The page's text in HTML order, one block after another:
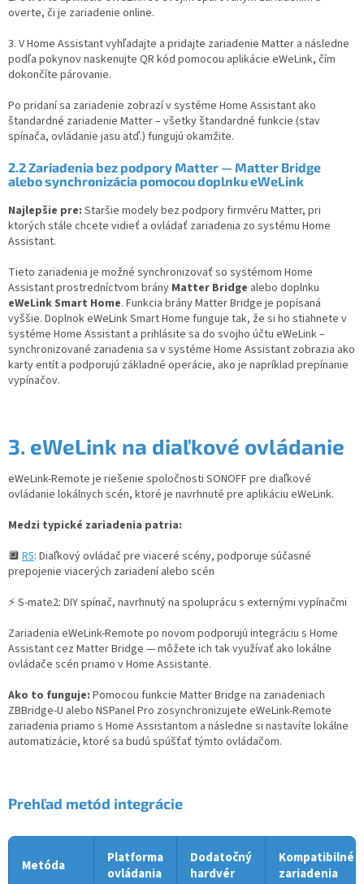
overte, či je zariadenie online.
3. V Home Assistant vyhľadajte a pridajte zariadenie Matter a následne
podľa pokynov naskenujte QR kód pomocou aplikácie eWeLink, čím
dokončíte párovanie.
Po pridaní sa zariadenie zobrazí v systéme Home Assistant ako
štandardné zariadenie Matter – všetky štandardné funkcie (stav
spínača, ovládanie jasu atď.) fungujú okamžite.
2.2Zariadenia bez podpory Matter — Matter Bridge
alebo synchronizácia pomocou doplnku eWeLink
Najlepšie pre: Staršie modely bez podpory firmvéru Matter, pri
ktorých stále chcete vidieť a ovládať zariadenia zo systému Home
Assistant.
Tieto zariadenia je možné synchronizovať so systémom Home
Assistant prostredníctvom brány Matter Bridge alebo doplnku
eWeLink Smart Home. Funkcia brány Matter Bridge je popísaná
vyššie. Doplnok eWeLink Smart Home funguje tak, že si ho stiahnete v
systéme Home Assistant a prihlásite sa do svojho účtu eWeLink –
synchronizované zariadenia sa v systéme Home Assistant zobrazia ako
karty entít a podporujú základné operácie, ako je napríklad prepínanie
vypínačov.
3. eWeLink na diaľkové ovládanie
eWeLink-Remote je riešenie spoločnosti SONOFF pre diaľkové
ovládanie lokálnych scén, ktoré je navrhnuté pre aplikáciu eWeLink.
Medzi typické zariadenia patria:
🔲 R5: Diaľkový ovládač pre viaceré scény, podporuje súčasné
prepojenie viacerých zariadení alebo scén
⚡ S-mate2: DIY spínač, navrhnutý na spoluprácu s externými vypínačmi
Zariadenia eWeLink-Remote po novom podporujú integráciu s Home
Assistant cez Matter Bridge — môžete ich tak využívať ako lokálne
ovládače scén priamo v Home Assistante.
Ako to funguje: Pomocou funkcie Matter Bridge na zariadeniach
ZBBridge-U alebo NSPanel Pro zosynchronizujete eWeLink-Remote
zariadenia priamo s Home Assistantom a následne si nastavíte lokálne
automatizácie, ktoré sa budú spúšťať týmto ovládačom.
Prehľad metód integrácie
Metóda
Platforma
ovládania
Dodatočný
hardvér
Kompatibilné
zariadenia